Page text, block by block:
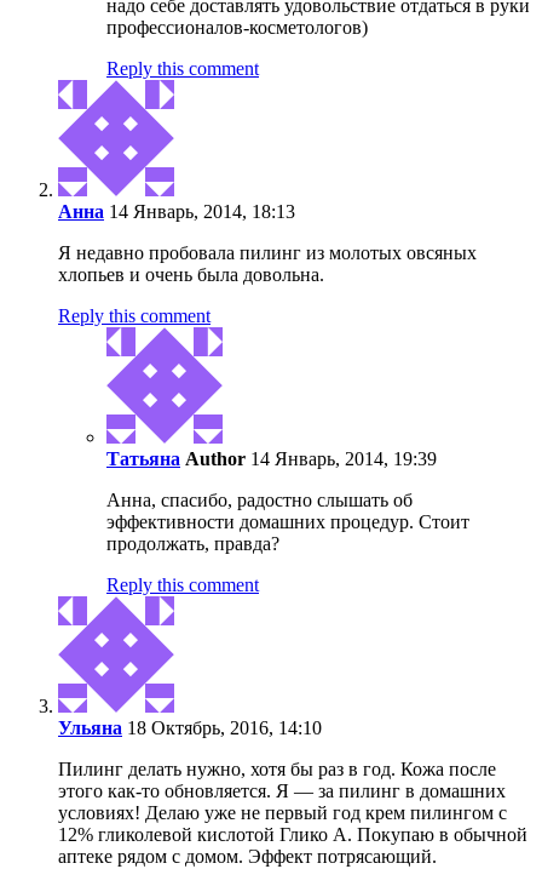
надо себе доставлять удовольствие отдаться в руки
профессионалов-косметологов)
Reply this comment
Анна 14 Январь, 2014, 18:13
Я недавно пробовала пилинг из молотых овсяных
хлопьев и очень была довольна.
Reply this comment
Татьяна Author 14 Январь, 2014, 19:39
Анна, спасибо, радостно слышать об
эффективности домашних процедур. Стоит
продолжать, правда?
Reply this comment
Ульяна 18 Октябрь, 2016, 14:10
Пилинг делать нужно, хотя бы раз в год. Кожа после
этого как-то обновляется. Я — за пилинг в домашних
условиях! Делаю уже не первый год крем пилингом с
12% гликолевой кислотой Глико А. Покупаю в обычной
аптеке рядом с домом. Эффект потрясающий.